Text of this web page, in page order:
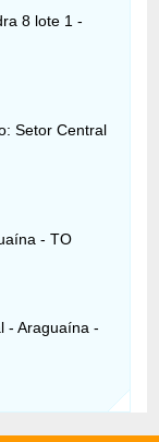
8 lote 1 -
Setor Central
- TO
- Araguaína -